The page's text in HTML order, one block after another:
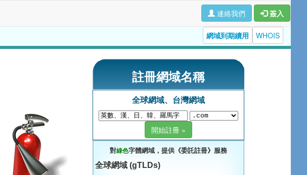
連絡我們 簽入
網域到期續用 WHOIS
註冊網域名稱
全球網域、台灣網域
對綠色字體網域，提供《委託註冊》服務
全球網域 (gTLDs)